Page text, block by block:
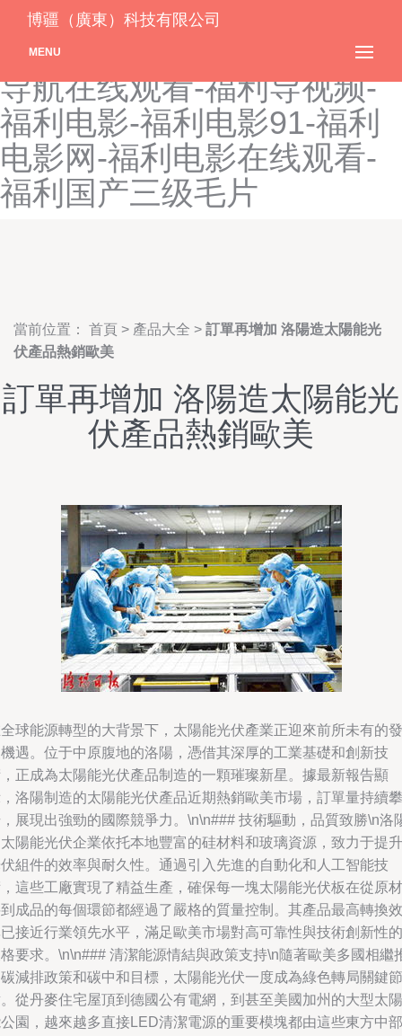
福利导航网址-福利导航在
线-福利导航在线播放-福利
导航在线观看-福利导视频-
福利电影-福利电影91-福利
电影网-福利电影在线观看-
福利国产三级毛片
博疆（廣東）科技有限公司
MENU
當前位置： 首頁 > 產品大全 > 訂單再增加 洛陽造太陽能光
伏產品熱銷歐美
訂單再增加 洛陽造太陽能光
伏產品熱銷歐美
球能源轉型的大背景下，太陽能光伏產業正迎來前所未有的發
遇。位于中原腹地的洛陽，憑借其深厚的工業基礎和創新技
正成為太陽能光伏產品制造的一顆璀璨新星。據最新報告顯
洛陽制造的太陽能光伏產品近期熱銷歐美市場，訂單量持續攀
展現出強勁的國際競爭力。\n\n### 技術驅動，品質致勝\n洛
陽能光伏企業依托本地豐富的硅材料和玻璃資源，致力于提升
組件的效率與耐久性。通過引入先進的自動化和人工智能技
這些工廠實現了精益生產，確保每一塊太陽能光伏板在從原材
成品的每個環節都經過了嚴格的質量控制。其產品最高轉換效
接近行業領先水平，滿足歐美市場對高可靠性與技術創新性的
要求。\n\n### 清潔能源情結與政策支持\n隨著歐美多國相繼
減排政策和碳中和目標，太陽能光伏一度成為綠色轉局關鍵節
從丹麥住宅屋頂到德國公有電網，到甚至美國加州的大型太陽
園，越來越多直接LED清潔電源的重要模塊都由這些東方中部